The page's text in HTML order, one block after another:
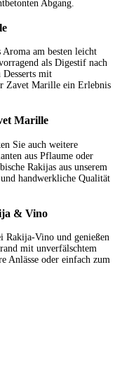
Abgang.
am besten leicht
als Digestif nach
Desserts mit
Zavet Marille ein Erlebnis
Marille
Sie auch weitere
aus Pflaume oder
Rakijas aus unserem
handwerkliche Qualität
& Vino
Rakija-Vino und genießen
mit unverfälschtem
Anlässe oder einfach zum